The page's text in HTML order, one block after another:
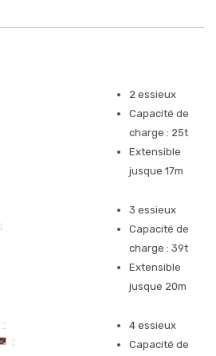
2 essieux
Capacité de
charge : 25t
Extensible
jusque 17m
3 essieux
Capacité de
charge : 39t
Extensible
jusque 20m
4 essieux
Capacité de